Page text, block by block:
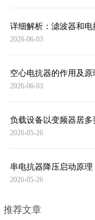
详细解析：滤波器和电
2026-06-03
空心电抗器的作用及原
2026-06-03
负载设备以变频器居
2026-05-26
串电抗器降压启动原理
2026-05-26
推荐文章